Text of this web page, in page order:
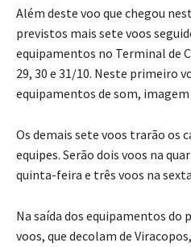
Além deste voo que chegou
previstos mais sete voos
equipamentos no Terminal de
29, 30 e 31/10. Neste primeiro
equipamentos de som,
Os demais sete voos trarão os
equipes. Serão dois voos na
quinta-feira e três voos na
Na saída dos equipamentos
voos, que decolam de